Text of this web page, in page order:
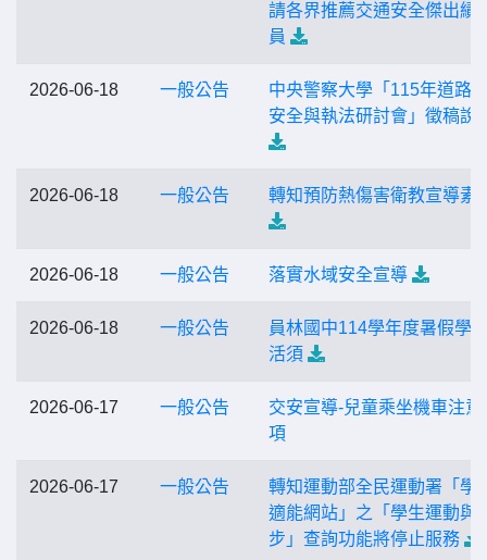
請各界推薦交通安全傑出績
員
2026-06-18 一般公告
中央警察大學「115年道路
安全與執法研討會」徵稿說
2026-06-18 一般公告 轉知預防熱傷害衛教宣導素
2026-06-18 一般公告 落實水域安全宣導
2026-06-18 一般公告
員林國中114學年度暑假學
活須
2026-06-17 一般公告
交安宣導-兒童乘坐機車注意
項
2026-06-17 一般公告
轉知運動部全民運動署「學
適能網站」之「學生運動與
步」查詢功能將停止服務